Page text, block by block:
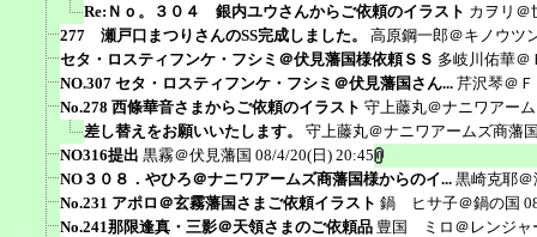
Re:Ｎｏ。３０４ 銀内ユウさんからご依頼のイラスト カヲリ＠
277 瀬戸口まつりさんのSS完成しました。
高原鋼一郎＠キノウツ
セタ・ロスティフンケ・フシミ＠伏見藩国様依頼ＳＳ 多岐川佑華＠
NO.307 セタ・ロスティフンケ・フシミ＠伏見藩国さん... 芹沢琴＠
No.278 西條華音さまからご依頼のイラスト 守上藤丸＠ナニワアー
差し替えをお願いいたします。
守上藤丸＠ナニワアームズ商藩
NO316提出 黒霧＠伏見藩国 08/4/20(日) 20:45
NO３０８．やひろ＠ナニワアームズ商藩国様からのイ... 黒崎克耶
No.231 アポロ＠玄霧藩国さまご依頼イラスト 鍋 ヒサ子＠鍋の国
No.241那限逢真・三影＠天領さまのご依頼品 豊国 ミロ＠レンジャ